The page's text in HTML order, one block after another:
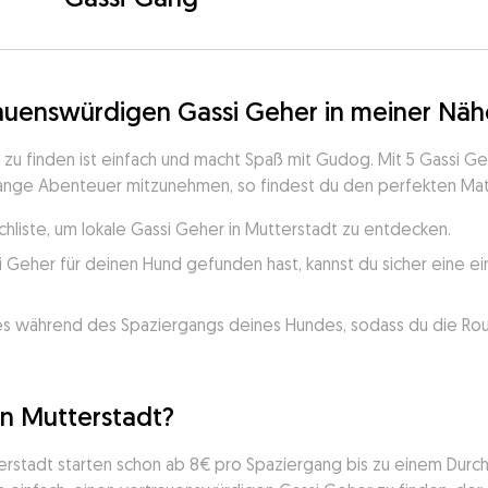
Gassi Geher in meiner
finden ist einfach und macht Spaß mit Gudog. Mit 5 Gassi
Abenteuer mitzunehmen, so findest du den perfekten
um lokale Gassi Geher in Mutterstadt zu entdecken.
Geher für deinen Hund gefunden hast, kannst du sicher eine
während des Spaziergangs deines Hundes, sodass du die
Mutterstadt?
starten schon ab 8€ pro Spaziergang bis zu einem